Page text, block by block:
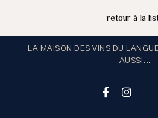
retour à la
LA MAISON DES VINS DU
AUSSI...